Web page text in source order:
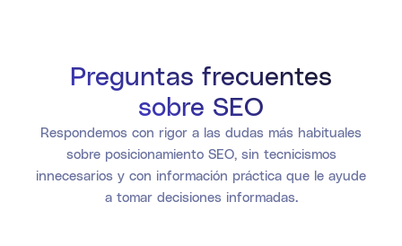
Preguntas frecuentes
sobre SEO
Respondemos con rigor a las dudas más habituales
sobre posicionamiento SEO, sin tecnicismos
innecesarios y con información práctica que le ayude
a tomar decisiones informadas.